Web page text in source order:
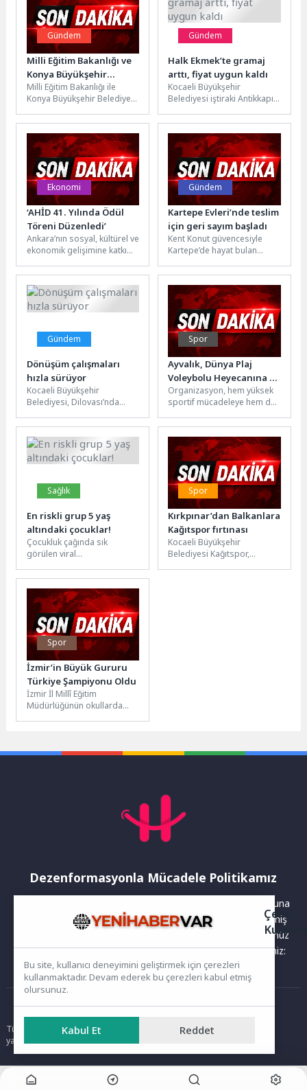
Gündem
Milli Eğitim Bakanlığı ve
Konya Büyükşehir
Arasında Özel
Öğrenciler İçin Özel İş
Birliği
Milli Eğitim Bakanlığı ile
Konya Büyükşehir Belediyesi
özel eğitim öğrencilerine
yönelik eğitim...
Gündem
Halk Ekmek’te gramaj
arttı, fiyat uygun kaldı
Kocaeli Büyükşehir
Belediyesi iştiraki Antikkapı
gösteren Hızır 41 Üretim
Tesisinde hijyenik ve...
Ekonomi
‘AHİD 41. Yılında Ödül
Töreni Düzenledi’
Ankara’nın sosyal, kültürel ve
ekonomik gelişimine katkı
onurlandırmak amacıyla
düzenlenen “AHİD –
Ankara’ya...
Gündem
Kartepe Evleri’nde teslim
için geri sayım başladı
Kent Konut güvencesiyle
Kartepe’de hayat bulan
projesinde geri sayım
başladı. Son...
Gündem
Dönüşüm çalışmaları
hızla sürüyor
Kocaeli Büyükşehir
Belediyesi, Dilovası’nda
hızlı ve sağlıklı bir şekilde
yürütülebilmesi amacıyla
önemli...
Spor
Ayvalık, Dünya Plaj
Voleybolu Heyecanına Ev
Sahipliği Yaptı
Organizasyon, hem yüksek
sportif mücadeleye hem de
organizasyonlarına ev
sahipliği yapma
potansiyeline...
Sağlık
En riskli grup 5 yaş
altındaki çocuklar!
Çocukluk çağında sık
görülen viral
ayak ve ağız hastalığı, son
yıllarda...
Spor
Kırkpınar’dan Balkanlara
Kağıtspor fırtınası
Kocaeli Büyükşehir
Belediyesi Kağıtspor,
Spor
İzmir’in Büyük Gururu
Türkiye Şampiyonu Oldu
İzmir İl Millî Eğitim
Müdürlüğünün okullarda
Dezenformasyonla Mücadele Politikamız
Yayınlanan haberler doğruluk ilkesi gözetilerek hazırlanır. Buna
rağmen bazı içeriklerde eksik, hatalı veya güncelliğini yitirmiş
bilgiler bulunabilir.Yanlış veya yanıltıcı olduğunu düşündüğünüz
haberleri aşağıdaki iletişim kanallarından bize bildirebilirsiniz:
Ana Sayfa
Tüm hakları saklıdır. Sitede yer alan içerikler izinsiz kopyalanamaz,
yayımlanamaz ve kullanılamaz.
Çerez
Bu site, kullanıcı deneyimini geliştirmek için çerezleri
kullanmaktadır. Devam ederek bu çerezleri kabul etmiş
olursunuz.
Kabul Et Reddet